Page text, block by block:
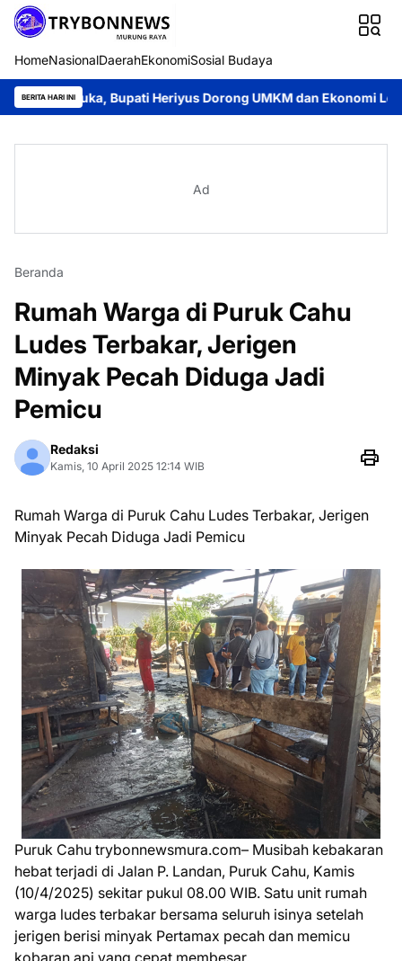
HomeNasionalDaerahEkonomiSosial Budaya
BERITA HARI INIBupati Heriyus Dorong UMKM dan Ekonomi Lokal
Ad
Beranda
Rumah Warga di Puruk Cahu
Ludes Terbakar, Jerigen
Minyak Pecah Diduga Jadi
Pemicu
Redaksi
Kamis, 10 April 2025 12:14 WIB
Rumah Warga di Puruk Cahu Ludes Terbakar, Jerigen
Minyak Pecah Diduga Jadi Pemicu
Puruk Cahu trybonnewsmura.com– Musibah kebakaran
hebat terjadi di Jalan P. Landan, Puruk Cahu, Kamis
(10/4/2025) sekitar pukul 08.00 WIB. Satu unit rumah
warga ludes terbakar bersama seluruh isinya setelah
jerigen berisi minyak Pertamax pecah dan memicu
kobaran api yang cepat membesar.